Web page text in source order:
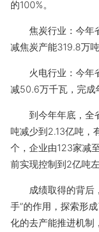
的100%。
焦炭行业：今年
减焦炭产能319.8万
火电行业：今年
减50.6万千瓦，完成
到今年年底，全省
吨减少到2.13亿吨，
个，企业由123家减
前实现控制到2亿吨左
成绩取得的背后，
手”的作用，探索形
化的去产能推进机制